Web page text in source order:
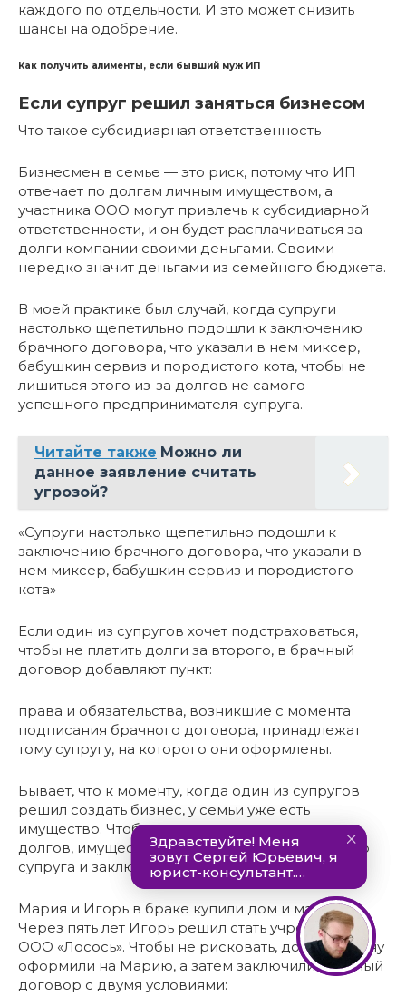
каждого по отдельности. И это может снизить
шансы на одобрение.
Как получить алименты, если бывший муж ИП
Если супруг решил заняться бизнесом
Что такое субсидиарная ответственность
Бизнесмен в семье — это риск, потому что ИП
отвечает по долгам личным имуществом, а
участника ООО могут привлечь к субсидиарной
ответственности, и он будет расплачиваться за
долги компании своими деньгами. Своими
нередко значит деньгами из семейного бюджета.
В моей практике был случай, когда супруги
настолько щепетильно подошли к заключению
брачного договора, что указали в нем миксер,
бабушкин сервиз и породистого кота, чтобы не
лишиться этого из-за долгов не самого
успешного предпринимателя-супруга.
Читайте также Можно ли
данное заявление считать
угрозой?
«Супруги настолько щепетильно подошли к
заключению брачного договора, что указали в
нем миксер, бабушкин сервиз и породистого
кота»
Если один из супругов хочет подстраховаться,
чтобы не платить долги за второго, в брачный
договор добавляют пункт:
права и обязательства, возникшие с момента
подписания брачного договора, принадлежат
тому супругу, на которого они оформлены.
Бывает, что к моменту, когда один из супругов
решил создать бизнес, у семьи уже есть
имущество. Чтобы защититься от возможных
долгов, имущество переоформляют на второго
супруга и заключают брачный договор.
Мария и Игорь в браке купили дом и машину.
Через пять лет Игорь решил стать учредителем
ООО «Лосось». Чтобы не рисковать, дом и машину
оформили на Марию, а затем заключили брачный
договор с двумя условиями: